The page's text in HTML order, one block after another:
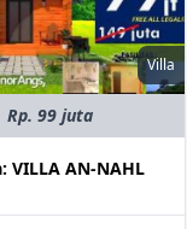
Villa
Rp. 99 juta
VILLA AN-NAHL